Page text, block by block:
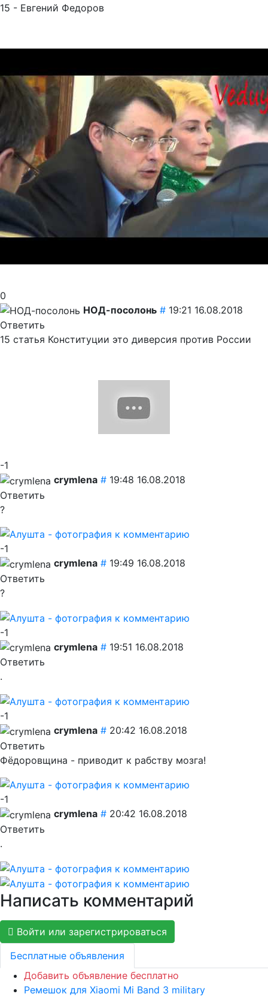
15 - Евгений Федоров
0
НОД-посолонь # 19:21 16.08.2018
Ответить
15 статья Конституции это диверсия против России
-1
crymlena # 19:48 16.08.2018
Ответить
?
-1
crymlena # 19:49 16.08.2018
Ответить
?
-1
crymlena # 19:51 16.08.2018
Ответить
.
-1
crymlena # 20:42 16.08.2018
Ответить
Фёдоровщина - приводит к рабству мозга!
-1
crymlena # 20:42 16.08.2018
Ответить
.
Написать комментарий
Войти или зарегистрироваться
Бесплатные объявления
Добавить объявление бесплатно
Ремешок для Xiaomi Mi Band 3 military